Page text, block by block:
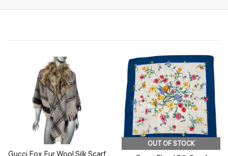
Gucci Fox Fur Wool Silk Scarf
OUT OF STOCK